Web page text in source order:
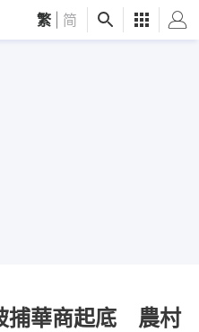
繁 简
捕華商起底 農村